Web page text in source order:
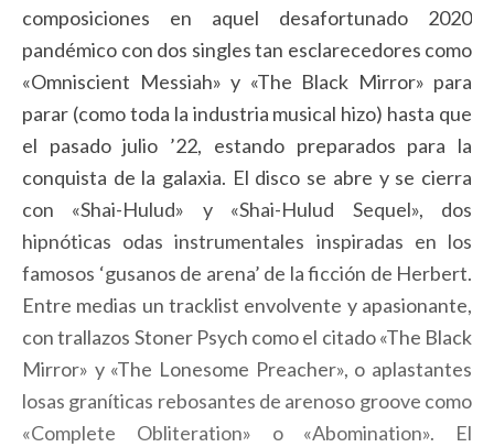
composiciones en aquel desafortunado 2020
pandémico con dos singles tan esclarecedores como
«Omniscient Messiah» y «The Black Mirror» para
parar (como toda la industria musical hizo) hasta que
el pasado julio ’22, estando preparados para la
conquista de la galaxia. El disco se abre y se cierra
con «Shai-Hulud» y «Shai-Hulud Sequel», dos
hipnóticas odas instrumentales inspiradas en los
famosos ‘gusanos de arena’ de la ficción de Herbert.
Entre medias un tracklist envolvente y apasionante,
con trallazos Stoner Psych como el citado «The Black
Mirror» y «The Lonesome Preacher», o aplastantes
losas graníticas rebosantes de arenoso groove como
«Complete Obliteration» o «Abomination». El